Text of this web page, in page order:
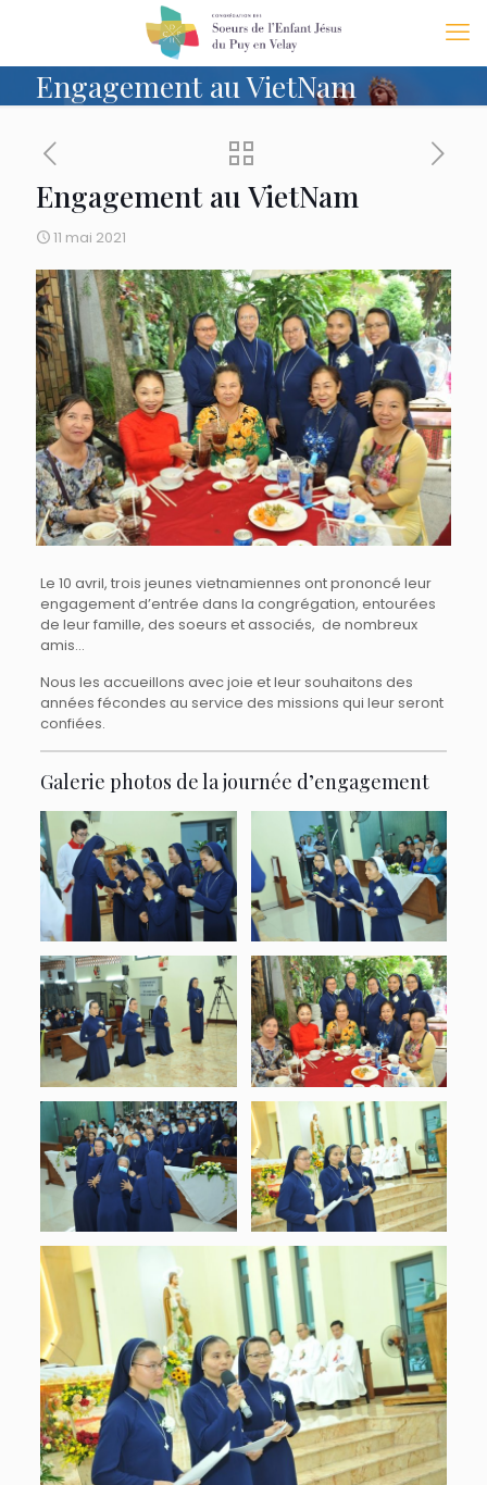
Engagement au VietNam
Engagement au VietNam
11 mai 2021
Le 10 avril, trois jeunes vietnamiennes ont prononcé leur
engagement d’entrée dans la congrégation, entourées
de leur famille, des soeurs et associés, de nombreux
amis…
Nous les accueillons avec joie et leur souhaitons des
années fécondes au service des missions qui leur seront
confiées.
Galerie photos de la journée d’engagement